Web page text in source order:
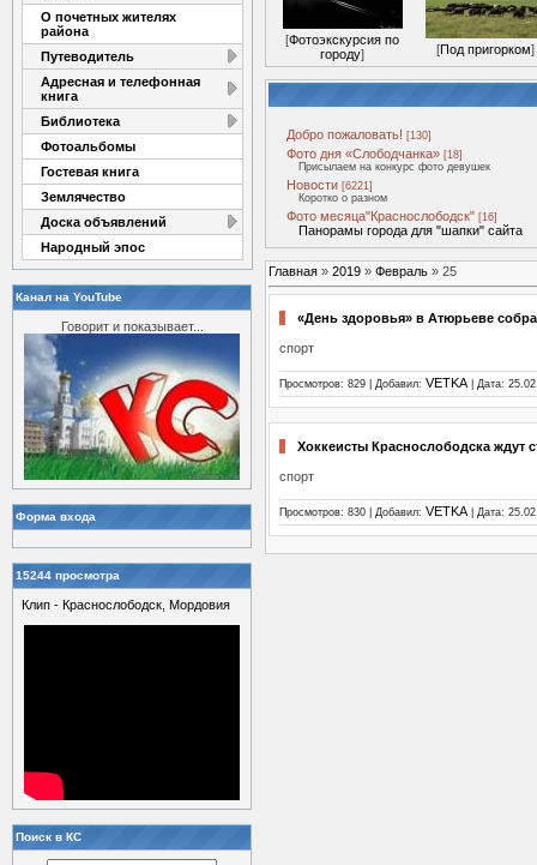
О почетных жителях
района
Путеводитель
Адресная и телефонная
книга
Библиотека
Фотоальбомы
Гостевая книга
Землячество
Доска объявлений
Народный эпос
Канал на YouTube
Говорит и показывает...
Форма входа
15244 просмотра
Клип - Краснослободск, Мордовия
Поиск в КС
[Фотоэкскурсия по
городу] [Под пригорком]
Добро пожаловать! [130]
Фото дня «Слободчанка» [18]
Присылаем на конкурс фото девушек
Новости [6221]
Коротко о разном
Фото месяца"Краснослободск" [16]
Панорамы города для "шапки" сайта
Главная » 2019 » Февраль » 25
«День здоровья» в Атюрьеве
спорт
Просмотров: 829 | Добавил: VETKA| Дата:
Хоккеисты Краснослободска ждут
спорт
Просмотров: 830 | Добавил: VETKA| Дата: